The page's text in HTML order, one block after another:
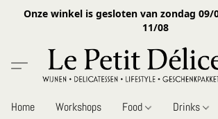
Onze winkel is gesloten van zondag 09/
11/08
Home Workshops Food Drinks